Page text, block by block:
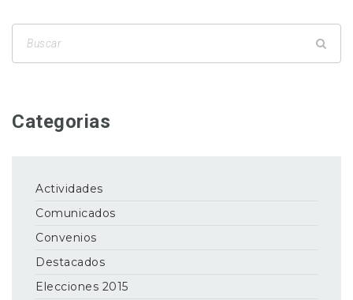
Categorias
Actividades
Comunicados
Convenios
Destacados
Elecciones 2015